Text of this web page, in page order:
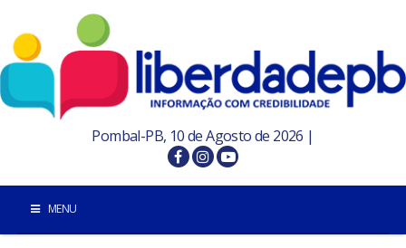
Pombal-PB, 10 de Agosto de 2026 |
MENU